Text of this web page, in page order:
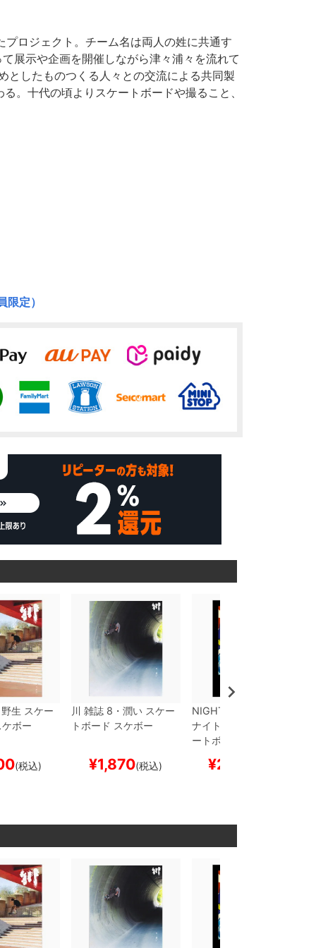
ロジェクト。チーム名は両人の姓に共通す
展示や企画を開催しながら津々浦々を流れて
としたものつくる人々との交流による共同製
。十代の頃よりスケートボードや撮ること、
限定）
生 スケー
ケボー
(税込)
川 雑誌8・潤いスケー
トボード スケボー
¥1,870(税込)
NIGHT PROWLER
ナイトプローラー
ートボード スケボー
¥2,200